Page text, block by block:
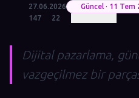
27.06.2026
Güncel · 11 Tem
147
22
Dijital pazarlama,
vazgeçilmez bir